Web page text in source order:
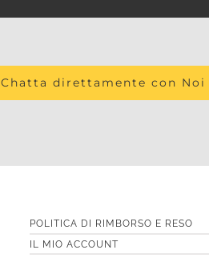
Chatta direttamente con Noi
POLITICA DI RIMBORSO E RESO
IL MIO ACCOUNT